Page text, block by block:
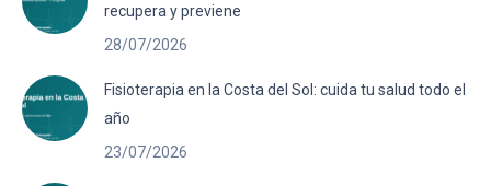
recupera y previene
28/07/2026
Fisioterapia en la Costa del Sol: cuida tu salud todo el
año
23/07/2026